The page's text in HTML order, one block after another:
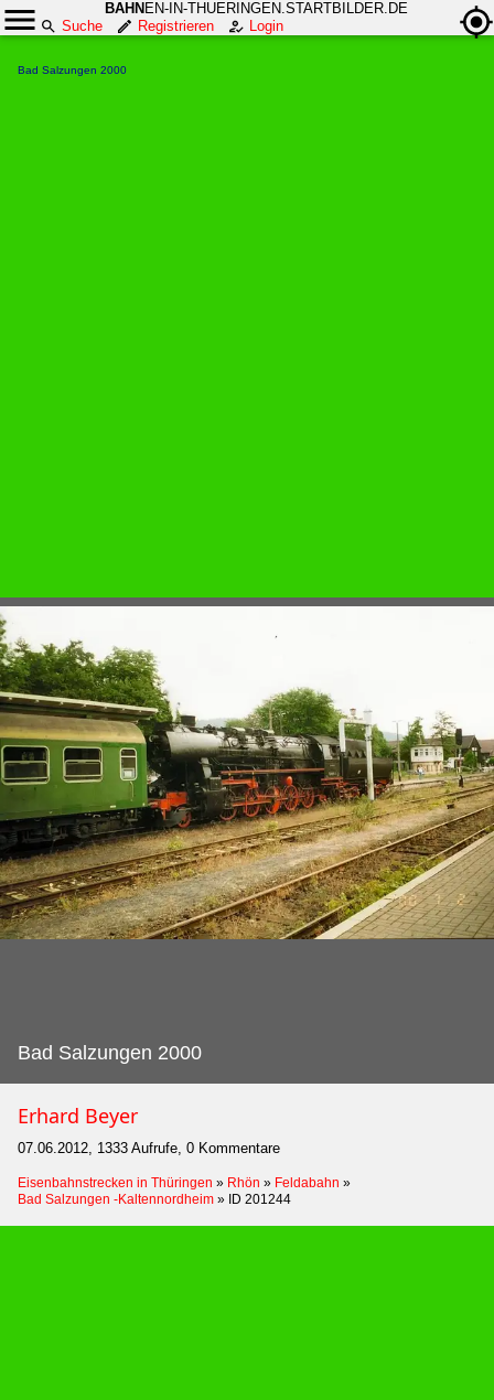
BAHN EN-IN-THUERINGEN.STARTBILDER.DE
Suche
Registrieren Login
Bad Salzungen 2000
Bad Salzungen 2000
Erhard Beyer
07.06.2012, 1333 Aufrufe, 0 Kommentare
Eisenbahnstrecken in Thüringen » Rhön » Feldabahn »
Bad Salzungen -Kaltennordheim » ID 201244